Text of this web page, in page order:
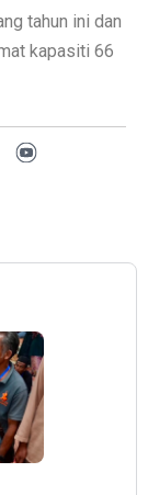
tahun ini dan
kapasiti 66